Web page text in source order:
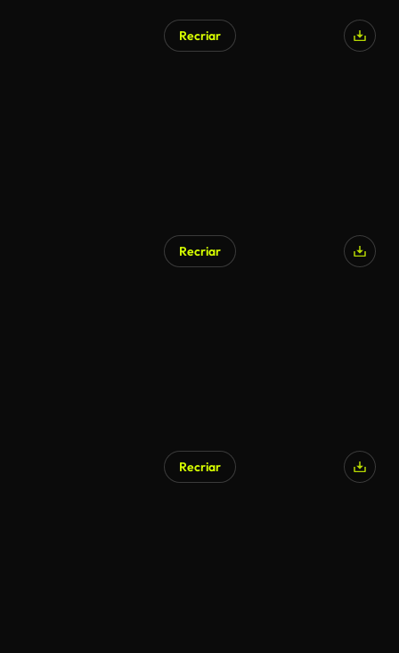
Recriar
Recriar
Recriar